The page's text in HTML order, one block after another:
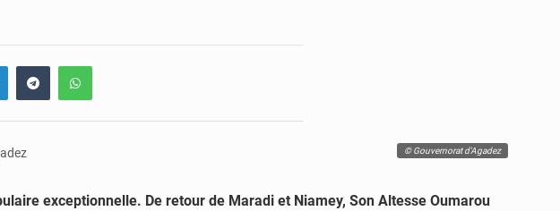
© Gouvernorat d'Agadez
exceptionnelle. De retour de Maradi et Niamey, Son Altesse Oumarou